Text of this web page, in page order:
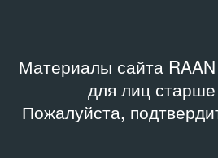
Материалы сайта
для лиц
Пожалуйста,